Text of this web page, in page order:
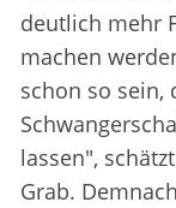
deutlich mehr
machen
schon so sein,
lassen",
Grab.